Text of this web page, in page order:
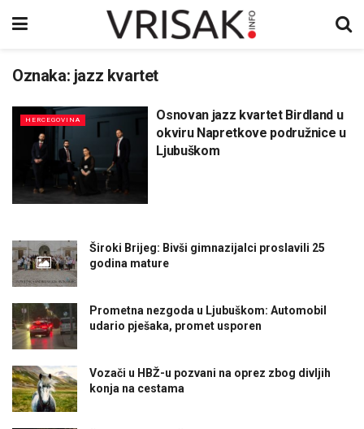
Oznaka: jazz kvartet
HERCEGOVINA
Osnovan jazz kvartet Birdland u
okviru Napretkove podružnice u
Ljubuškom
Široki Brijeg: Bivši gimnazijalci proslavili 25
godina mature
Prometna nezgoda u Ljubuškom: Automobil
udario pješaka, promet usporen
Vozači u HBŽ-u pozvani na oprez zbog divljih
konja na cestama